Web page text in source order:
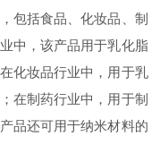
括食品、化妆品、制
中，该产品用于乳化脂
化妆品行业中，用于乳
在制药行业中，用于制
品还可用于纳米材料的